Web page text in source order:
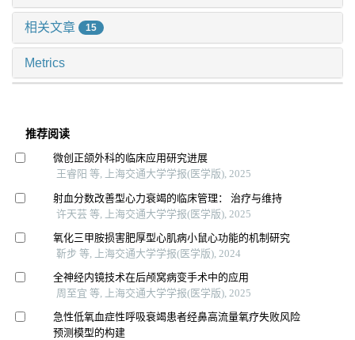
相关文章 15
Metrics
推荐阅读
微创正颌外科的临床应用研究进展
王睿阳 等, 上海交通大学学报(医学版), 2025
射血分数改善型心力衰竭的临床管理： 治疗与维持
许天芸 等, 上海交通大学学报(医学版), 2025
氧化三甲胺损害肥厚型心肌病小鼠心功能的机制研究
靳步 等, 上海交通大学学报(医学版), 2024
全神经内镜技术在后颅窝病变手术中的应用
周至宜 等, 上海交通大学学报(医学版), 2025
急性低氧血症性呼吸衰竭患者经鼻高流量氧疗失败风险
预测模型的构建